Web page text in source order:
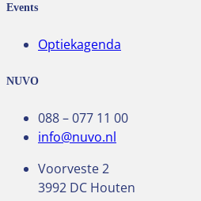
Events
Optiekagenda
NUVO
088 – 077 11 00
info@nuvo.nl
Voorveste 2
3992 DC Houten